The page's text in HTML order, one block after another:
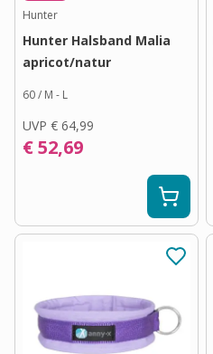
Hunter
Hunter Halsband Malia
apricot/natur
60 / M - L
UVP € 64,99
€ 52,69